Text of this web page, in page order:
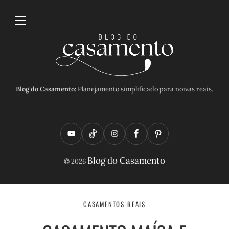
Blog do Casamento:Planejamento simplificado para noivas reais.
Y
o
t
T
i
t
o
I
n
t
a
F
a
e
b
P
i
t
© 2026 Blog do Casamento
CASAMENTOS REAIS